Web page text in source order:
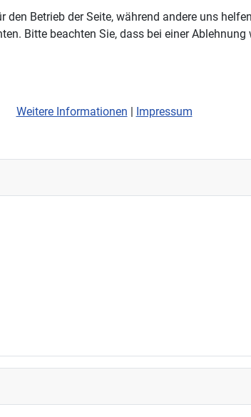
Betrieb der Seite, während andere uns
Bitte beachten Sie, dass bei einer
Weitere Informationen | Impressum